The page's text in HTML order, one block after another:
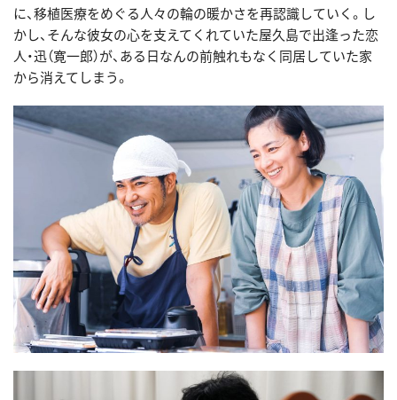
に、移植医療をめぐる人々の輪の暖かさを再認識していく。し
かし、そんな彼女の心を支えてくれていた屋久島で出逢った恋
人・迅（寛一郎）が、ある日なんの前触れもなく同居していた家
から消えてしまう。